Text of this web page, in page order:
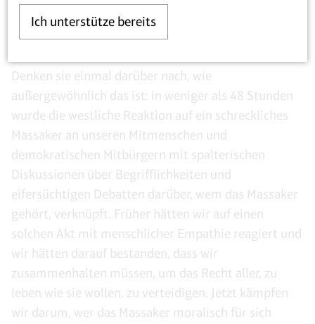
nachempfinden können, wie wir uns fühlen: die
tragische Zerfaserung des Humanismus.
Denken sie einmal darüber nach, wie
außergewöhnlich das ist: in weniger als 48 Stunden
wurde die westliche Reaktion auf ein schreckliches
Massaker an unseren Mitmenschen und
demokratischen Mitbürgern mit spalterischen
Diskussionen über Begrifflichkeiten und
eifersüchtigen Debatten darüber, wem das Massaker
gehört, verknüpft. Früher hätten wir auf einen
solchen Akt mit menschlicher Empathie reagiert und
wir hätten darauf bestanden, dass wir
zusammenhalten müssen, um das Recht aller, zu
leben wie sie wollen, zu verteidigen. Jetzt kämpfen
wir darum, wer das Massaker moralisch für sich
Ich unterstütze bereits